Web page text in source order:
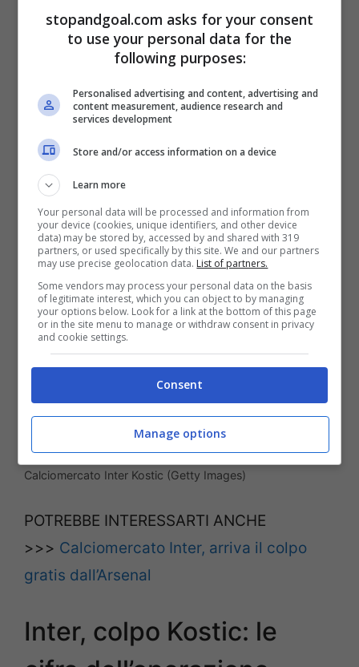
L’Inter segue Kostic ormai da tempo ed è
lui l’indiziato numero uno per il mercato di
gennaio. Molto dipenderà ovviamente
dalle cessioni, tra cui quella di Perisic che,
a questo punto, arriverebbe subito.
L’intenzione dell’Inter è quella di
guadagnarci qualcosa proprio sul croato,
senza perderlo a zero a fine stagione.
Calciomercato Inter Kostic (Getty Images)
POTREBBE INTERESSARTI ANCHE
>>> Calciomercato Inter, arriva il colpo
gratis dall’Arsenal
Inter, colpo Kostic: le
stopandgoal.com asks for your consent
to use your personal data for the
following purposes:
Personalised advertising and content, advertising and
content measurement, audience research and
services development
Store and/or access information on a device
Learn more
Your personal data will be processed and information from
your device (cookies, unique identifiers, and other device
data) may be stored by, accessed by and shared with 319
partners, or used specifically by this site. We and our partners
may use precise geolocation data. List of partners.
Some vendors may process your personal data on the basis
of legitimate interest, which you can object to by managing
your options below. Look for a link at the bottom of this page
or in the site menu to manage or withdraw consent in privacy
and cookie settings.
Consent
Manage options